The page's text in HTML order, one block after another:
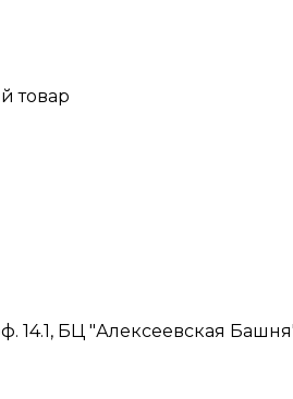
товар
14.1, БЦ "Алексеевская